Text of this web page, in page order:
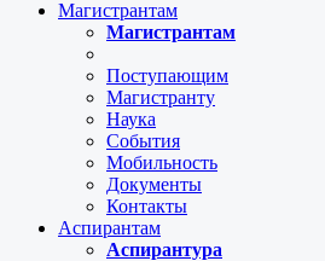
Магистрантам
Магистрантам
Поступающим
Магистранту
Наука
События
Мобильность
Документы
Контакты
Аспирантам
Аспирантура